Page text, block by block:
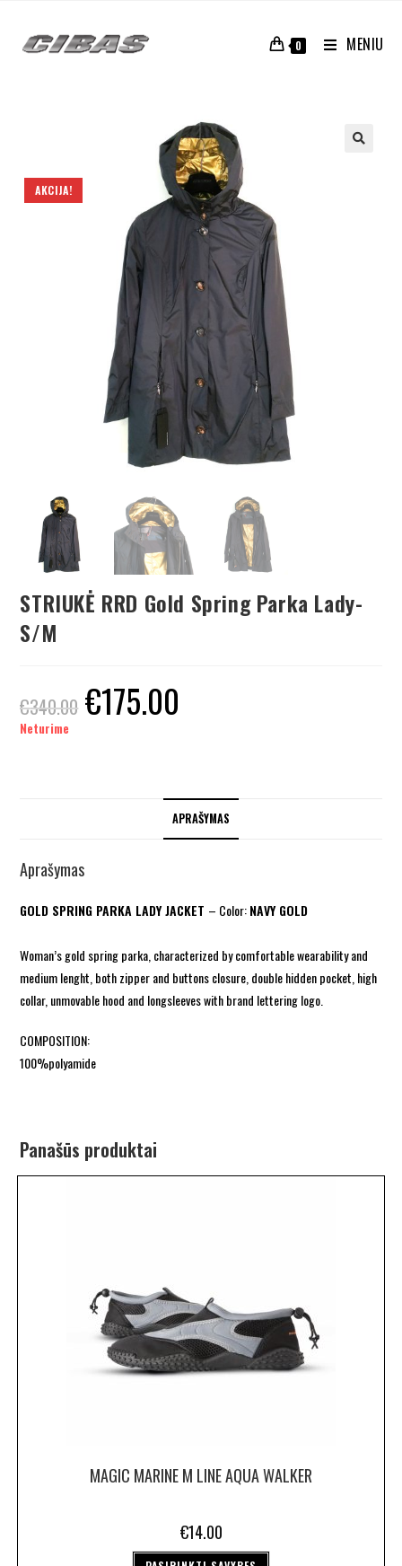
0 MENIU
AKCIJA!
STRIUKĖ RRD Gold Spring Parka Lady-
S/M
€340.00 €175.00
Neturime
APRAŠYMAS
Aprašymas
GOLD SPRING PARKA LADY JACKET – Color:NAVY GOLD
Woman’s gold spring parka, characterized by comfortable wearability and
medium lenght, both zipper and buttons closure, double hidden pocket, high
collar, unmovable hood and longsleeves with brand lettering logo.
COMPOSITION:
100%polyamide
Panašūs produktai
MAGIC MARINE M LINE AQUA WALKER
€14.00